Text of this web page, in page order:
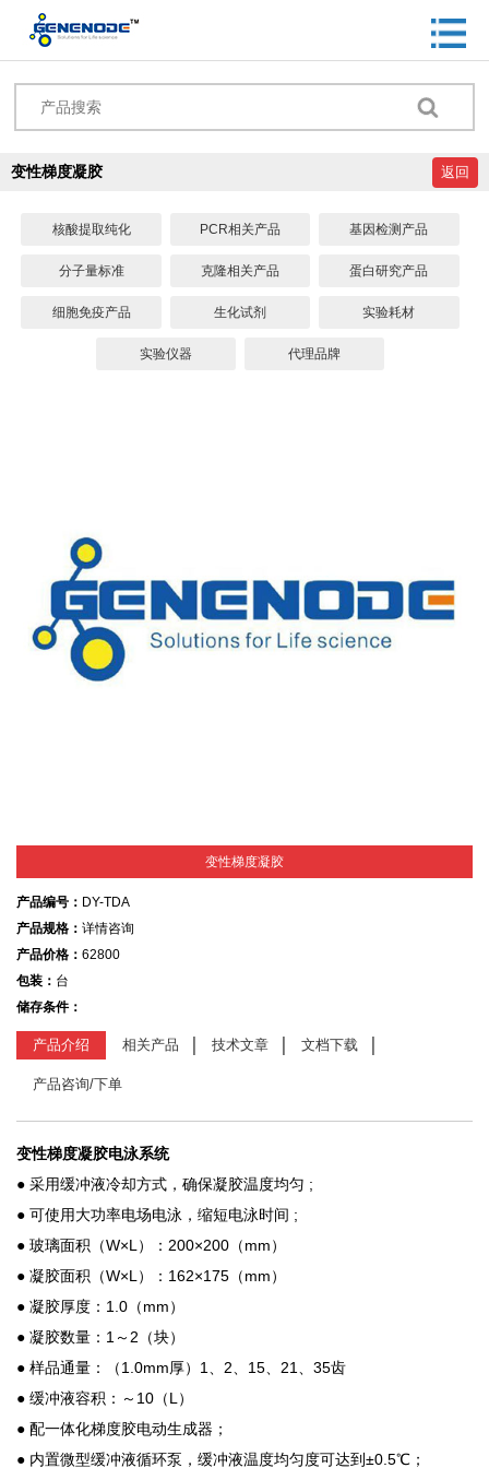
变性梯度凝胶 返回
核酸提取纯化 PCR相关产品 基因检测产品
分子量标准 克隆相关产品 蛋白研究产品
细胞免疫产品 生化试剂 实验耗材
实验仪器 代理品牌
变性梯度凝胶
产品编号： DY-TDA
产品规格： 详情咨询
产品价格： 62800
包装： 台
储存条件：
产品介绍 相关产品 技术文章 文档下载
产品咨询/下单
变性梯度凝胶电泳系统
● 采用缓冲液冷却方式，确保凝胶温度均匀 ;
● 可使用大功率电场电泳，缩短电泳时间 ;
● 玻璃面积（W×L）：200×200（mm）
● 凝胶面积（W×L）：162×175（mm）
● 凝胶厚度：1.0（mm）
● 凝胶数量：1～2（块）
● 样品通量：（1.0mm厚）1、2、15、21、35齿
● 缓冲液容积：～10（L）
● 配一体化梯度胶电动生成器；
● 内置微型缓冲液循环泵，缓冲液温度均匀度可达到±0.5℃；